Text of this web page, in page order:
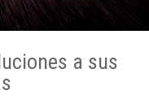
a sus